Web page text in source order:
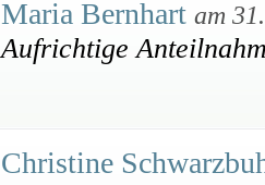
Maria Bernhart am
Aufrichtige
Christine